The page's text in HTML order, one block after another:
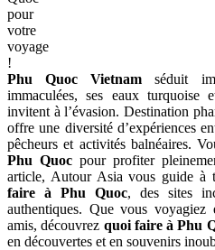
pour
votre
voyage
!
Phu Quoc Vietnam séduit
immaculées, ses eaux turquoise
invitent à l’évasion. Destination
offre une diversité d’expériences
pêcheurs et activités balnéaires.
Phu Quoc pour profiter
article, Autour Asia vous guide à
faire à Phu Quoc, des sites
authentiques. Que vous
amis, découvrez quoi faire à Phu
en découvertes et en souvenirs